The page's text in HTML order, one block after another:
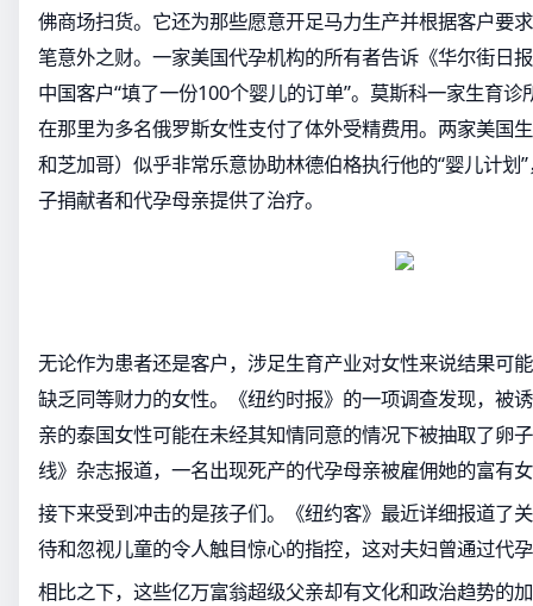
佛商场扫货。它还为那些愿意开足马力生产并根据客户要
笔意外之财。一家美国代孕机构的所有者告诉《华尔街日
中国客户“填了一份100个婴儿的订单”。莫斯科一家生育
在那里为多名俄罗斯女性支付了体外受精费用。两家美国
和芝加哥）似乎非常乐意协助林德伯格执行他的“婴儿计划
子捐献者和代孕母亲提供了治疗。
无论作为患者还是客户，涉足生育产业对女性来说结果可
缺乏同等财力的女性。《纽约时报》的一项调查发现，被
亲的泰国女性可能在未经其知情同意的情况下被抽取了卵
线》杂志报道，一名出现死产的代孕母亲被雇佣她的富有
接下来受到冲击的是孩子们。《纽约客》最近详细报道了
待和忽视儿童的令人触目惊心的指控，这对夫妇曾通过代
相比之下，这些亿万富翁超级父亲却有文化和政治趋势的